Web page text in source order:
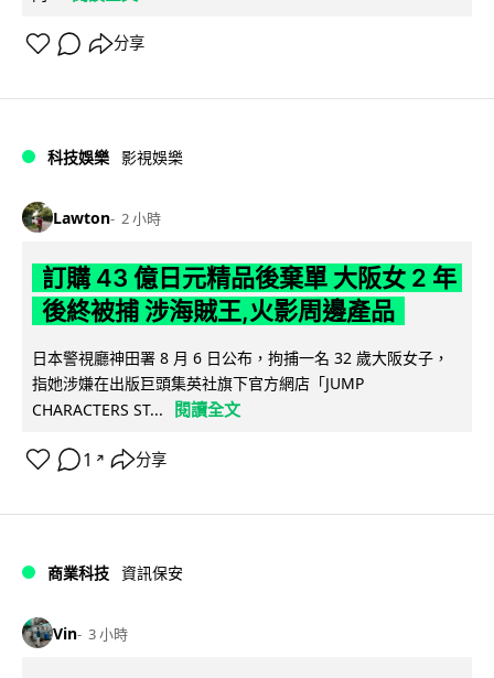
分享
科技娛樂 影視娛樂
Lawton 2 小時
訂購 43 億日元精品後棄單 大阪女 2 年
後終被捕 涉海賊王,火影周邊產品
日本警視廳神田署 8 月 6 日公布，拘捕一名 32 歲大阪女子，
指她涉嫌在出版巨頭集英社旗下官方網店「JUMP
CHARACTERS ST...
閱讀全文
1 ↗ 分享
商業科技 資訊保安
Vin 3 小時